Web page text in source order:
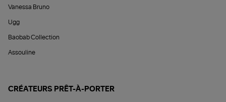
Vanessa Bruno
Ugg
Baobab Collection
Assouline
CRÉATEURS PRÊT-À-PORTER